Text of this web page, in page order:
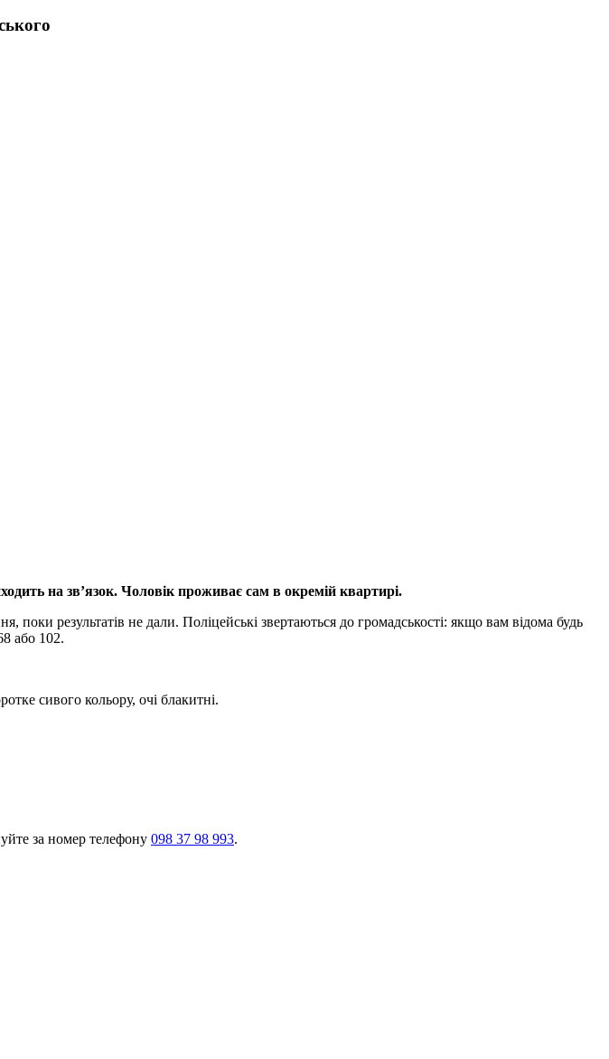
на зв’язок. Чоловік проживає сам в окремій квартирі.
результатів не дали. Поліцейські звертаються до громадськості: якщо вам відома будь
або 102.
сивого кольору, очі блакитні.
за номер телефону 098 37 98 993.